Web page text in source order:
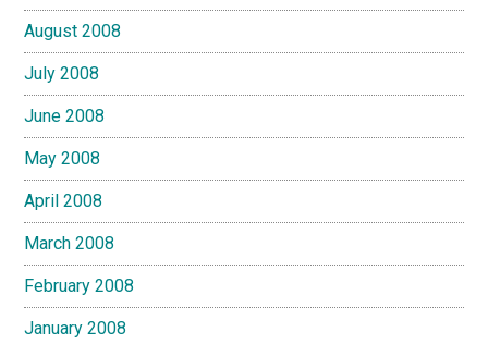
August 2008
July 2008
June 2008
May 2008
April 2008
March 2008
February 2008
January 2008